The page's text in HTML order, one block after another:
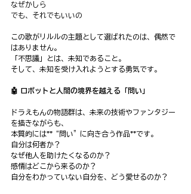
なぜかしら
でも、それでもいいの
この歌がリルルの主題として選ばれたのは、偶然で
はありません。
「不思議」とは、未知であること。
そして、未知を受け入れようとする勇気です。
🤖 ロボットと人間の境界を越える「問い」
ドラえもんの物語群は、未来の技術やファンタジー
を描きながらも、
本質的には**“問い”に向き合う作品**です。
自分は何者か？
なぜ他人を助けたくなるのか？
感情はどこから来るのか？
自分をわかっていない自分を、どう愛せるのか？